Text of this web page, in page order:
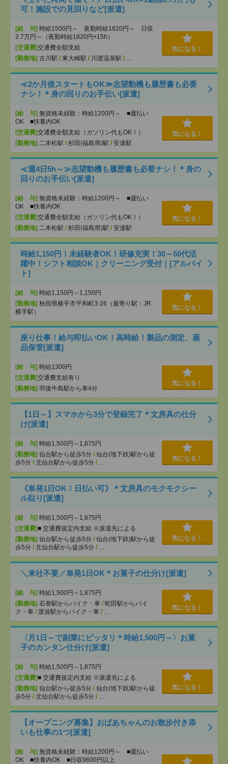
可！施設での見回りなど[派遣]
[給 与] 時給1500円～ 夜勤時給1820円～ 日収
2.7万円～（夜勤時給1820円×15h）
[交通費]交通費全額支給
[勤務地] 古川駅 / 東大崎駅 / 川渡温泉駅 /
気になる！
≪2か月後スタートもOK≫志望動機も履歴書も必要
ナシ！＊身の回りのお手伝い[派遣]
[給 与] 無資格未経験：時給1200円～ ■週払い
OK ■扶養内OK
[交通費]交通費全額支給（ガソリン代もOK！）
[勤務地] 二本松駅 / 杉田(福島県)駅 / 安達駅
気になる！
≪週4日5h～≫志望動機も履歴書も必要ナシ！＊身の
回りのお手伝い[派遣]
[給 与] 無資格未経験：時給1200円～ ■週払い
OK ■扶養内OK
[交通費]交通費全額支給（ガソリン代もOK！）
[勤務地] 二本松駅 / 杉田(福島県)駅 / 安達駅
気になる！
時給1,150円！未経験者OK！研修充実！30～50代活
躍中！シフト相談OK｜クリーニング受付｜[アルバイ
ト]
[給 与] 時給1,150円～1,150円
[勤務地] 秋田県横手市平和町3-26（最寄り駅：JR
横手駅）
気になる！
座り仕事！給与即払いOK！高時給！製品の測定、薬
品保管[派遣]
[給 与] 時給1300円
[交通費]交通費支給有り
[勤務地] 羽後牛島駅から車4分
気になる！
【1日～】スマホから3分で登録完了＊文房具の仕分
け[派遣]
[給 与] 時給1,500円～1,875円
[勤務地] 仙台駅から徒歩5分 / 仙台(地下鉄)駅から徒
歩5分 / 北仙台駅から徒歩5分 /
気になる！
《単発1日OK！日払い可》＊文房具のモクモクシー
ル貼り[派遣]
[給 与] 時給1,500円～1,875円
[交通費]■ 交通費規定内支給 ※派遣先による
[勤務地] 仙台駅から徒歩5分 / 仙台(地下鉄)駅から徒
歩5分 / 北仙台駅から徒歩5分 /
気になる！
＼来社不要／単発1日OK＊お菓子の仕分け[派遣]
[給 与] 時給1,500円～1,875円
[勤務地] 石巻駅からバイク・車 / 蛇田駅からバイ
ク・車 / 渡波駅からバイク・車 /
気になる！
〈月1日～で副業にピッタリ＊時給1,500円～〉お菓
子のカンタン仕分け[派遣]
[給 与] 時給1,500円～1,875円
[交通費]■ 交通費規定内支給 ※派遣先による
[勤務地] 仙台駅から徒歩5分 / 仙台(地下鉄)駅から徒
歩5分 / 北仙台駅から徒歩5分 /
気になる！
【オープニング募集】おばあちゃんのお散歩付き添
いも仕事の1つ[派遣]
[給 与] 無資格未経験：時給1200円～ ■週払い
OK ■扶養内OK ■日収9600円以上